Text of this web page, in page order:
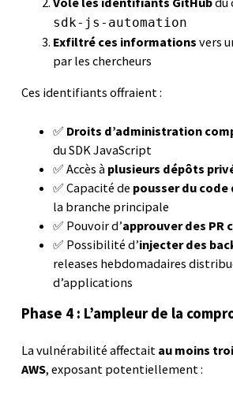
sdk-js-automation
Exfiltré ces informations vers
par les chercheurs
Ces identifiants offraient :
✅ Droits d’administration
du SDK JavaScript
✅ Accès à plusieurs dépôts
✅ Capacité de pousser du
la branche principale
✅ Pouvoir d’approuver des PR
✅ Possibilité d’injecter des
releases hebdomadaires
d’applications
Phase 4 : L’ampleur de la
La vulnérabilité affectait au moins
AWS, exposant potentiellement :